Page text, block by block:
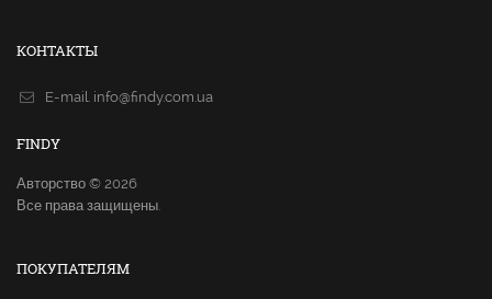
КОНТАКТЫ
E-mail. info@findy.com.ua
FINDY
Авторство © 2026
Все права защищены.
ПОКУПАТЕЛЯМ